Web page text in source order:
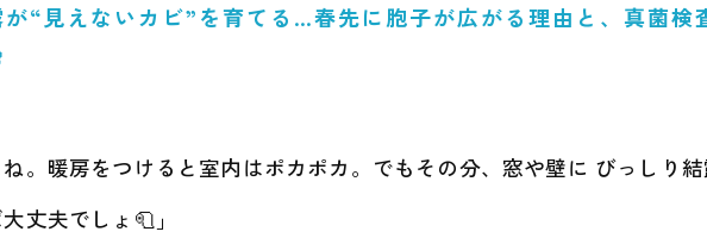
“見えないカビ”を育てる…春先に胞子が広がる理由と、真菌検
。暖房をつけると室内はポカポカ。でもその分、窓や壁に びっしり結
丈夫でしょ🧻」